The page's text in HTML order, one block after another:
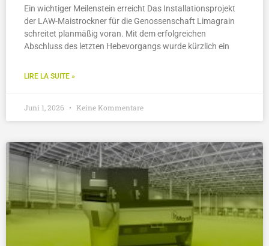
Ein wichtiger Meilenstein erreicht Das Installationsprojekt
der LAW-Maistrockner für die Genossenschaft Limagrain
schreitet planmäßig voran. Mit dem erfolgreichen
Abschluss des letzten Hebevorgangs wurde kürzlich ein
LIRE LA SUITE »
Juni 1, 2026 Keine Kommentare